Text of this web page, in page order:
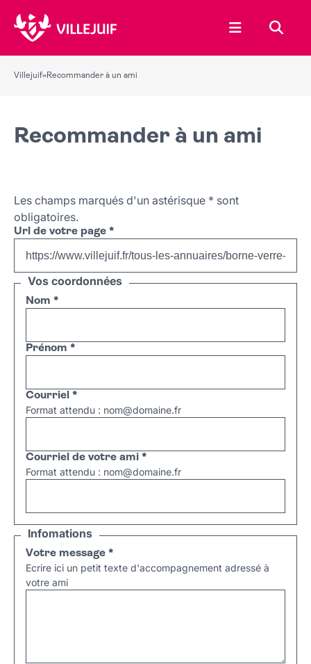
Ouvrir le
Villejuif»Recommander à un ami
Recommander à un ami
Les champs marqués d'un astérisque * sont
obligatoires.
Url de votre page *
Vos coordonnées
Nom *
Prénom *
Courriel *
Format attendu : nom@domaine.fr
Courriel de votre ami *
Format attendu : nom@domaine.fr
Infomations
Votre message *
Ecrire ici un petit texte d'accompagnement adressé à
votre ami